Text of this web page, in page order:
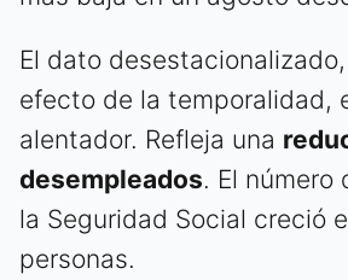
El dato
efecto de la temporalidad,
alentador. Refleja una
desempleados. El número
la Seguridad Social creció
personas.